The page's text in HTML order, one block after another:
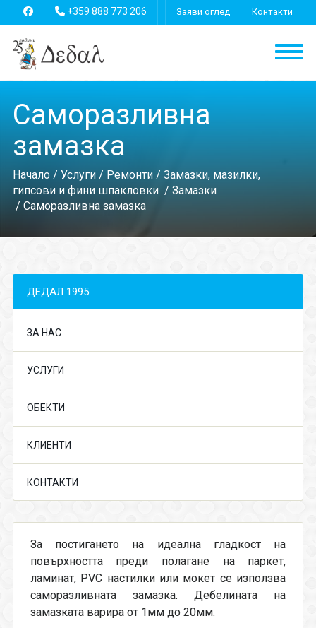
+359 888 773 206 Заяви оглед Контакти
Саморазливна
замазка
Начало/ Услуги/ Ремонти/ Замазки, мазилки,
гипсови и фини шпакловки / Замазки
/ Саморазливна замазка
ДЕДАЛ 1995
ЗА НАС
УСЛУГИ
ОБЕКТИ
КЛИЕНТИ
КОНТАКТИ
За постигането на идеална гладкост на
повърхността преди полагане на паркет,
ламинат, PVC настилки или мокет се използва
саморазливната замазка. Дебелината на
замазката варира от 1мм до 20мм.